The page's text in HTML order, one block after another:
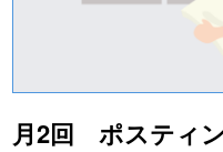
月2回 ポスティ